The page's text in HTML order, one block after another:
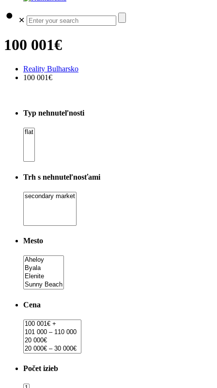
✕
100 001€
Reality Bulharsko
100 001€
Typ nehnuteľnosti
Trh s nehnuteľnosťami
Mesto
Cena
Počet izieb